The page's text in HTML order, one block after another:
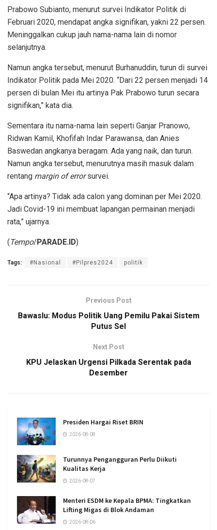
Prabowo Subianto, menurut survei Indikator Politik di
Februari 2020, mendapat angka signifikan, yakni 22 persen.
Meninggalkan cukup jauh nama-nama lain di nomor
selanjutnya.
Namun angka tersebut, menurut Burhanuddin, turun di survei
Indikator Politik pada Mei 2020. “Dari 22 persen menjadi 14
persen di bulan Mei itu artinya Pak Prabowo turun secara
signifikan,” kata dia.
Sementara itu nama-nama lain seperti Ganjar Pranowo,
Ridwan Kamil, Khofifah Indar Parawansa, dan Anies
Baswedan angkanya beragam. Ada yang naik, dan turun.
Namun angka tersebut, menurutnya masih masuk dalam
rentang margin of errorsurvei.
“Apa artinya? Tidak ada calon yang dominan per Mei 2020.
Jadi Covid-19 ini membuat lapangan permainan menjadi
rata,” ujarnya.
(Tempo/PARADE.ID)
Tags: #Nasional #Pilpres2024 politik
Previous Post
Bawaslu: Modus Politik Uang Pemilu Pakai Sistem
Putus Sel
Next Post
KPU Jelaskan Urgensi Pilkada Serentak pada
Desember
Presiden Hargai Riset BRIN
2026-08-08
Turunnya Pengangguran Perlu Diikuti
Kualitas Kerja
2026-08-07
Menteri ESDM ke Kepala BPMA: Tingkatkan
Lifting Migas di Blok Andaman
2026-08-06